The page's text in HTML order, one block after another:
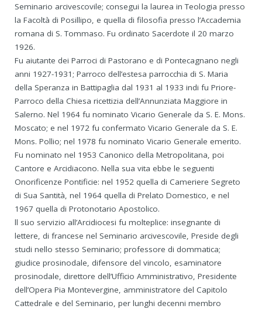
Seminario arcivescovile; consegui la laurea in Teologia presso
la Facoltà di Posillipo, e quella di filosofia presso l’Accademia
romana di S. Tommaso. Fu ordinato Sacerdote il 20 marzo
1926.
Fu aiutante dei Parroci di Pastorano e di Pontecagnano negli
anni 1927-1931; Parroco dell’estesa parrocchia di S. Maria
della Speranza in Battipaglia dal 1931 al 1933 indi fu Priore-
Parroco della Chiesa ricettizia dell’Annunziata Maggiore in
Salerno. Nel 1964 fu nominato Vicario Generale da S. E. Mons.
Moscato; e nel 1972 fu confermato Vicario Generale da S. E.
Mons. Pollio; nel 1978 fu nominato Vicario Generale emerito.
Fu nominato nel 1953 Canonico della Metropolitana, poi
Cantore e Arcidiacono. Nella sua vita ebbe le seguenti
Onorificenze Pontificie: nel 1952 quella di Cameriere Segreto
di Sua Santità, nel 1964 quella di Prelato Domestico, e nel
1967 quella di Protonotario Apostolico.
ll suo servizio all’Arcidiocesi fu molteplice: insegnante di
lettere, di francese nel Seminario arcivescovile, Preside degli
studi nello stesso Seminario; professore di dommatica;
giudice prosinodale, difensore del vincolo, esaminatore
prosinodale, direttore dell’Ufficio Amministrativo, Presidente
dell’Opera Pia Montevergine, amministratore del Capitolo
Cattedrale e del Seminario, per lunghi decenni membro